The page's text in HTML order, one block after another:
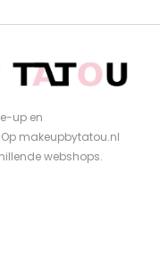
up en
makeupbytatou.nl
webshops.